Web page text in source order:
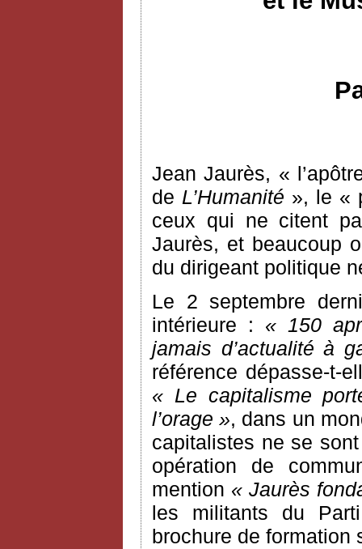
Jean Jaurès, «
de L’Humanité », le «
ceux qui ne citent
Jaurès, et beaucoup
du dirigeant politique
Le 2 septembre
intérieure : « 150
jamais d’actualité à
référence dépasse-t-
« Le capitalisme
l’orage », dans un
capitalistes ne se
opération de
mention « Jaurès
les militants du
brochure de formation